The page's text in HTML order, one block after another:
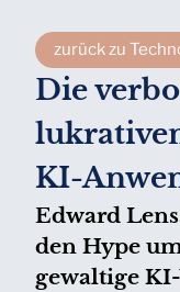
zurück zu
Die
KI-
Edward
den Hype
gewaltige